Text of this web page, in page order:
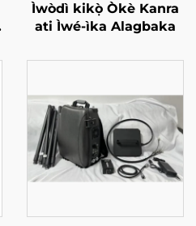
Ìwòdì kikọ̀ Òkè Kanra
ati Ìwé-ìka Alagbaka